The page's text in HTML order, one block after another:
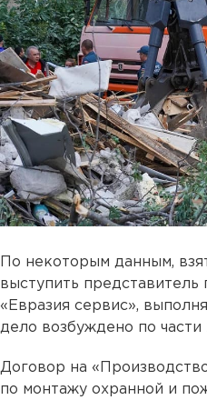
По некоторым данным,
выступить
«Евразия сервис»,
дело возбуждено по
Договор на
по монтажу охранной и